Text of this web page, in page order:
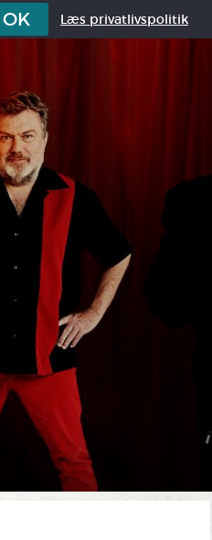
OK Læs privatlivspolitik